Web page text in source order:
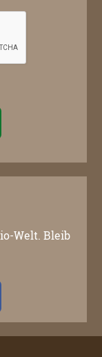
Welt. Bleib